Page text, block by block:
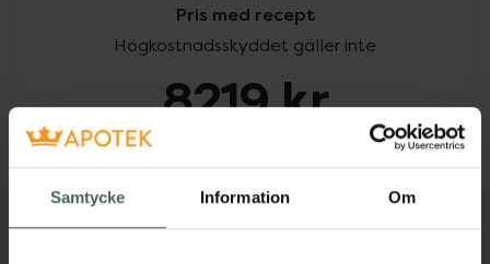
Samtycke Information Om
Pris med recept
Högkostnadsskyddet gäller inte
8219 kr
Köp via ditt recept